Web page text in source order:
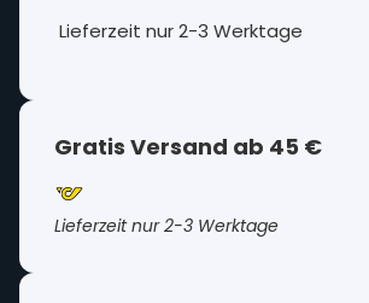
Lieferzeit nur 2-3 Werktage
Gratis Versand ab 45 €
Lieferzeit nur 2-3 Werktage